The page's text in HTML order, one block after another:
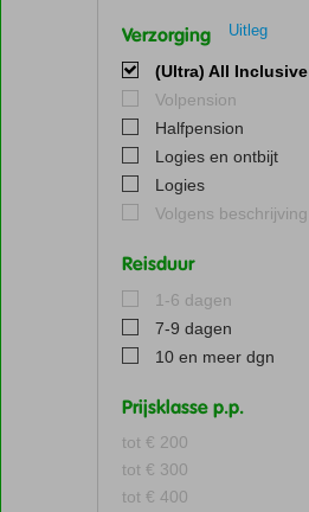
Verzorging Uitleg
(Ultra) All Inclusive
Volpension
Halfpension
Logies en ontbijt
Logies
Volgens beschrijving
Reisduur
1-6 dagen
7-9 dagen
10 en meer dgn
Prijsklasse p.p.
tot € 200
tot € 300
tot € 400